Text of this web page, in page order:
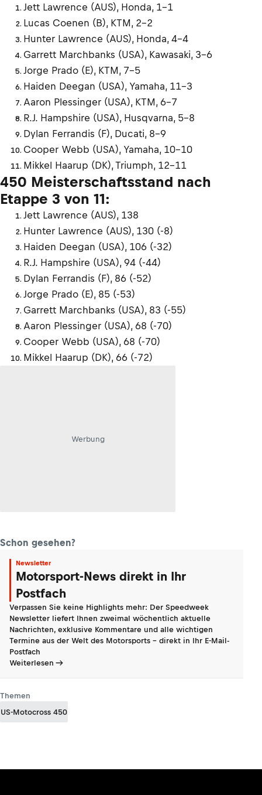
Jett Lawrence (AUS), Honda, 1–1
Lucas Coenen (B), KTM, 2–2
Hunter Lawrence (AUS), Honda, 4–4
Garrett Marchbanks (USA), Kawasaki, 3–6
Jorge Prado (E), KTM, 7–5
Haiden Deegan (USA), Yamaha, 11–3
Aaron Plessinger (USA), KTM, 6–7
R.J. Hampshire (USA), Husqvarna, 5–8
Dylan Ferrandis (F), Ducati, 8–9
Cooper Webb (USA), Yamaha, 10–10
Mikkel Haarup (DK), Triumph, 12–11
450 Meisterschaftsstand nach
Etappe 3 von 11:
Jett Lawrence (AUS), 138
Hunter Lawrence (AUS), 130 (-8)
Haiden Deegan (USA), 106 (-32)
R.J. Hampshire (USA), 94 (-44)
Dylan Ferrandis (F), 86 (-52)
Jorge Prado (E), 85 (-53)
Garrett Marchbanks (USA), 83 (-55)
Aaron Plessinger (USA), 68 (-70)
Cooper Webb (USA), 68 (-70)
Mikkel Haarup (DK), 66 (-72)
Werbung
Schon gesehen?
Newsletter
Motorsport-News direkt in Ihr
Postfach
Verpassen Sie keine Highlights mehr: Der Speedweek
Newsletter liefert Ihnen zweimal wöchentlich aktuelle
Nachrichten, exklusive Kommentare und alle wichtigen
Termine aus der Welt des Motorsports - direkt in Ihr E-Mail-
Postfach
Weiterlesen
Themen
US-Motocross 450